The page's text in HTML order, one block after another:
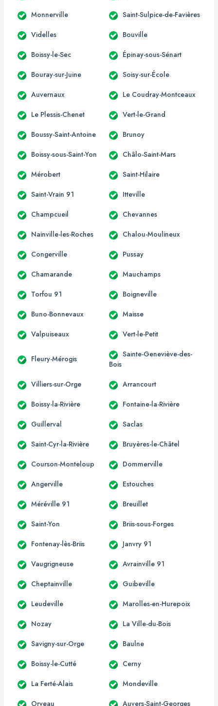
Monnerville Saint-Sulpice-de-Favières
Videlles Bouville
Boissy-le-Sec Épinay-sous-Sénart
Bouray-sur-Juine Soisy-sur-École
Auvernaux Le Coudray-Montceaux
Le Plessis-Chenet Vert-le-Grand
Boussy-Saint-Antoine Brunoy
Boissy-sous-Saint-Yon Châlo-Saint-Mars
Mérobert Saint-Hilaire
Saint-Vrain 91 Itteville
Champcueil Chevannes
Nainville-les-Roches Chalou-Moulineux
Congerville Pussay
Chamarande Mauchamps
Torfou 91 Boigneville
Buno-Bonnevaux Maisse
Valpuiseaux Vert-le-Petit
Fleury-Mérogis
Sainte-Geneviève-des-
Bois
Villiers-sur-Orge Arrancourt
Boissy-la-Rivière Fontaine-la-Rivière
Guillerval Saclas
Saint-Cyr-la-Rivière Bruyères-le-Châtel
Courson-Monteloup Dommerville
Angerville Estouches
Méréville 91 Breuillet
Saint-Yon Briis-sous-Forges
Fontenay-lès-Briis Janvry 91
Vaugrigneuse Avrainville 91
Cheptainville Guibeville
Leudeville Marolles-en-Hurepoix
Nozay La Ville-du-Bois
Savigny-sur-Orge Baulne
Boissy-le-Cutté Cerny
La Ferté-Alais Mondeville
Orveau Auvers-Saint-Georges